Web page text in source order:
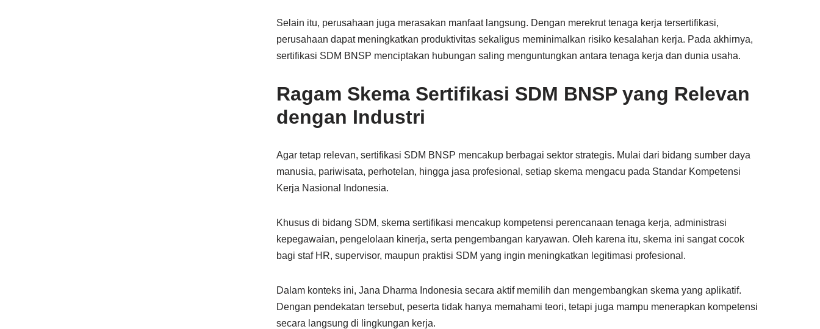
Selain itu, perusahaan juga merasakan manfaat langsung. Dengan merekrut tenaga kerja tersertifikasi,
perusahaan dapat meningkatkan produktivitas sekaligus meminimalkan risiko kesalahan kerja. Pada akhirnya,
sertifikasi SDM BNSP menciptakan hubungan saling menguntungkan antara tenaga kerja dan dunia usaha.
Ragam Skema Sertifikasi SDM BNSP yang Relevan
dengan Industri
Agar tetap relevan, sertifikasi SDM BNSP mencakup berbagai sektor strategis. Mulai dari bidang sumber daya
manusia, pariwisata, perhotelan, hingga jasa profesional, setiap skema mengacu pada Standar Kompetensi
Kerja Nasional Indonesia.
Khusus di bidang SDM, skema sertifikasi mencakup kompetensi perencanaan tenaga kerja, administrasi
kepegawaian, pengelolaan kinerja, serta pengembangan karyawan. Oleh karena itu, skema ini sangat cocok
bagi staf HR, supervisor, maupun praktisi SDM yang ingin meningkatkan legitimasi profesional.
Dalam konteks ini, Jana Dharma Indonesia secara aktif memilih dan mengembangkan skema yang aplikatif.
Dengan pendekatan tersebut, peserta tidak hanya memahami teori, tetapi juga mampu menerapkan kompetensi
secara langsung di lingkungan kerja.